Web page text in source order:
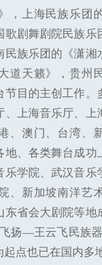
，上海民族乐团
歌剧舞剧院民族乐
民族乐团的《潇
道天籁》，贵州
节目的主创工作。
、上海音乐厅、上
、澳门、台湾、
地、各类舞台成功
乐学院、武汉音乐
、新加坡南洋艺
东省会大剧院等地
扬—王云飞民族
点也已在国内多